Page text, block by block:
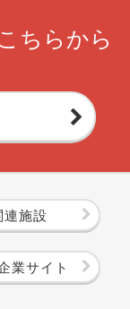
ちらから
連施設
業サイト